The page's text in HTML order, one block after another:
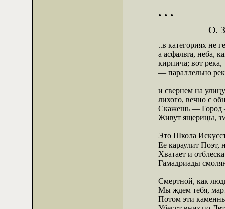
. . .
О.
..в категориях не
а асфальта, неба,
кирпича; вот
— параллельно
и свернем на
лихого, вечно с
Скажешь — Город
Живут ящерицы,
Это Школа
Ее караулит Поэт,
Хватает и
Гамадриады
Смертной, как
Мы ждем тебя,
Потом эти